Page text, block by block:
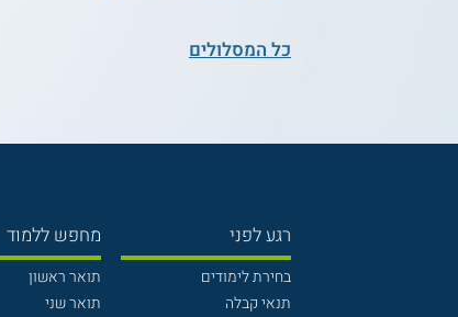
כל המסלולים
רגע לפני
בחירת לימודים
תנאי קבלה
מחפש ללמוד
תואר ראשון
תואר שני